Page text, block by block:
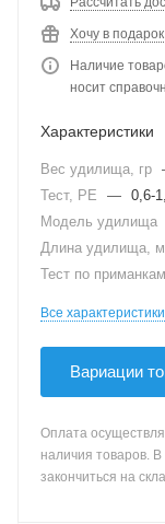
Хочу в подарок
Наличие
носит
Характеристики
Вес удилища, гр
Тест, PE
— 0,6-
Модель удилища
Длина удилища, м
Тест по
Все характеристики
Вариации
Оплата
наличия товаров.
закончиться на